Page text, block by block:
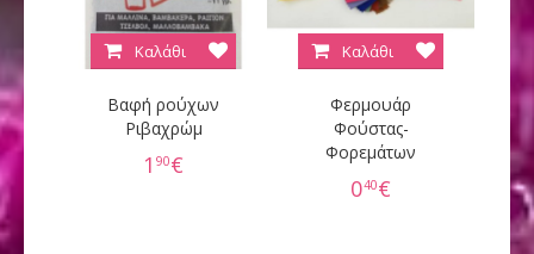
Βαφή ρούχων
Ριβαχρώμ
1 90€
Καλάθι
Φερμουάρ
Φούστας-
Φορεμάτων
040€
Καλάθι